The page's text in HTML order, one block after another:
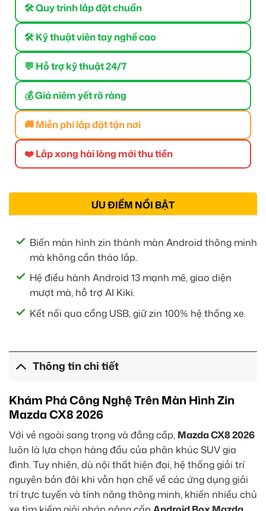
🛠 Quy trình lắp đặt chuẩn
🛠 Kỹ thuật viên tay nghề cao
💬 Hỗ trợ kỹ thuật 24/7
💰 Giá niêm yết rõ ràng
🚚 Miễn phí lắp đặt tận nơi
❤️ Lắp xong hài lòng mới thu tiền
ƯU ĐIỂM NỔI BẬT
Biến màn hình zin thành màn Android thông minh
mà không cần tháo lắp.
Hệ điều hành Android 13 mạnh mẽ, giao diện
mượt mà, hỗ trợ AI Kiki.
Kết nối qua cổng USB, giữ zin 100% hệ thống xe.
Thông tin chi tiết
Khám Phá Công Nghệ Trên Màn Hình Zin
Mazda CX8 2026
Với vẻ ngoài sang trọng và đẳng cấp, Mazda CX8 2026
luôn là lựa chọn hàng đầu của phân khúc SUV gia
đình. Tuy nhiên, dù nội thất hiện đại, hệ thống giải trí
nguyên bản đôi khi vẫn hạn chế về các ứng dụng giải
trí trực tuyến và tính năng thông minh, khiến nhiều chủ